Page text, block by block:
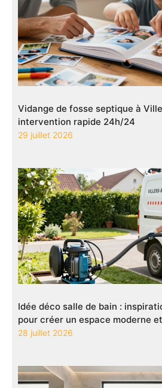
Vidange de fosse septique à
intervention rapide 24h/24
29 juillet 2026
Idée déco salle de bain :
pour créer un espace moderne
28 juillet 2026